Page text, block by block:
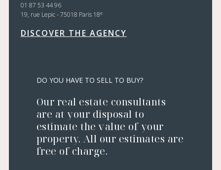
01 87 53 44 96
19, rue Lepic - 75018 Paris 18e
DISCOVER THE AGENCY
DO YOU HAVE TO SELL TO BUY?
Our real estate consultants
are at your disposal to
estimate the value of your
property. All our estimates are
free of charge.